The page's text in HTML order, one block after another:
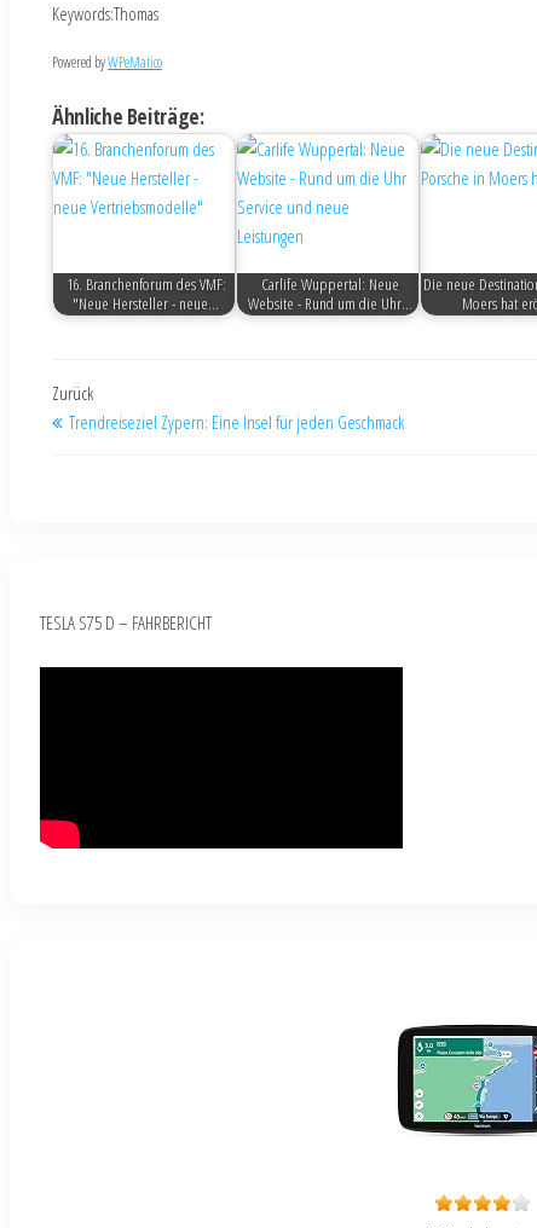
Keywords:Thomas
Powered byWPeMatico
Ähnliche Beiträge:
16. Branchenforum des VMF:
"Neue Hersteller - neue…
Carlife Wuppertal: Neue
Website - Rund um die Uhr…
Die neue
Moers hat
Zurück
Trendreiseziel Zypern: Eine Insel für jeden Geschmack
TESLA S75 D – FAHRBERICHT